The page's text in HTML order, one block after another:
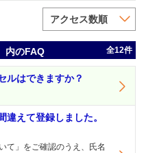
アクセス数順
内のFAQ 全12件
ルはできますか？
違えて登録しました。
て」をご確認のうえ、氏名